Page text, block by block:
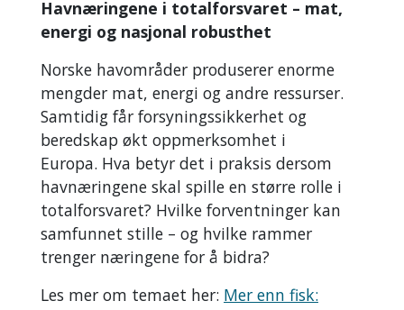
Havnæringene i totalforsvaret – mat,
energi og nasjonal robusthet
Norske havområder produserer enorme
mengder mat, energi og andre ressurser.
Samtidig får forsyningssikkerhet og
beredskap økt oppmerksomhet i
Europa. Hva betyr det i praksis dersom
havnæringene skal spille en større rolle i
totalforsvaret? Hvilke forventninger kan
samfunnet stille – og hvilke rammer
trenger næringene for å bidra?
Les mer om temaet her: Mer enn fisk: